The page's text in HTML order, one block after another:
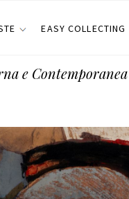
EASY COLLECTING
e Contemporanea